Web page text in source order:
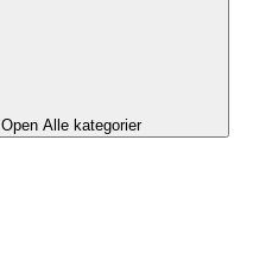
Open Alle kategorier